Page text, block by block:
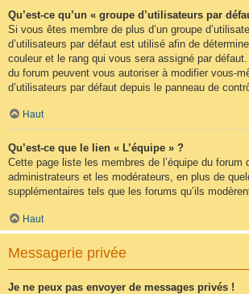
Qu’est-ce qu’un « groupe d’utilisateurs par
Si vous êtes membre de plus d’un groupe
d’utilisateurs par défaut est utilisé afin de
couleur et le rang qui vous sera assigné par
du forum peuvent vous autoriser à modifier vous-
d’utilisateurs par défaut depuis le panneau de
Haut
Qu’est-ce que le lien « L’équipe » ?
Cette page liste les membres de l’équipe du forum
administrateurs et les modérateurs, en plus de
supplémentaires tels que les forums qu’ils
Haut
Messagerie privée
Je ne peux pas envoyer de messages privés !